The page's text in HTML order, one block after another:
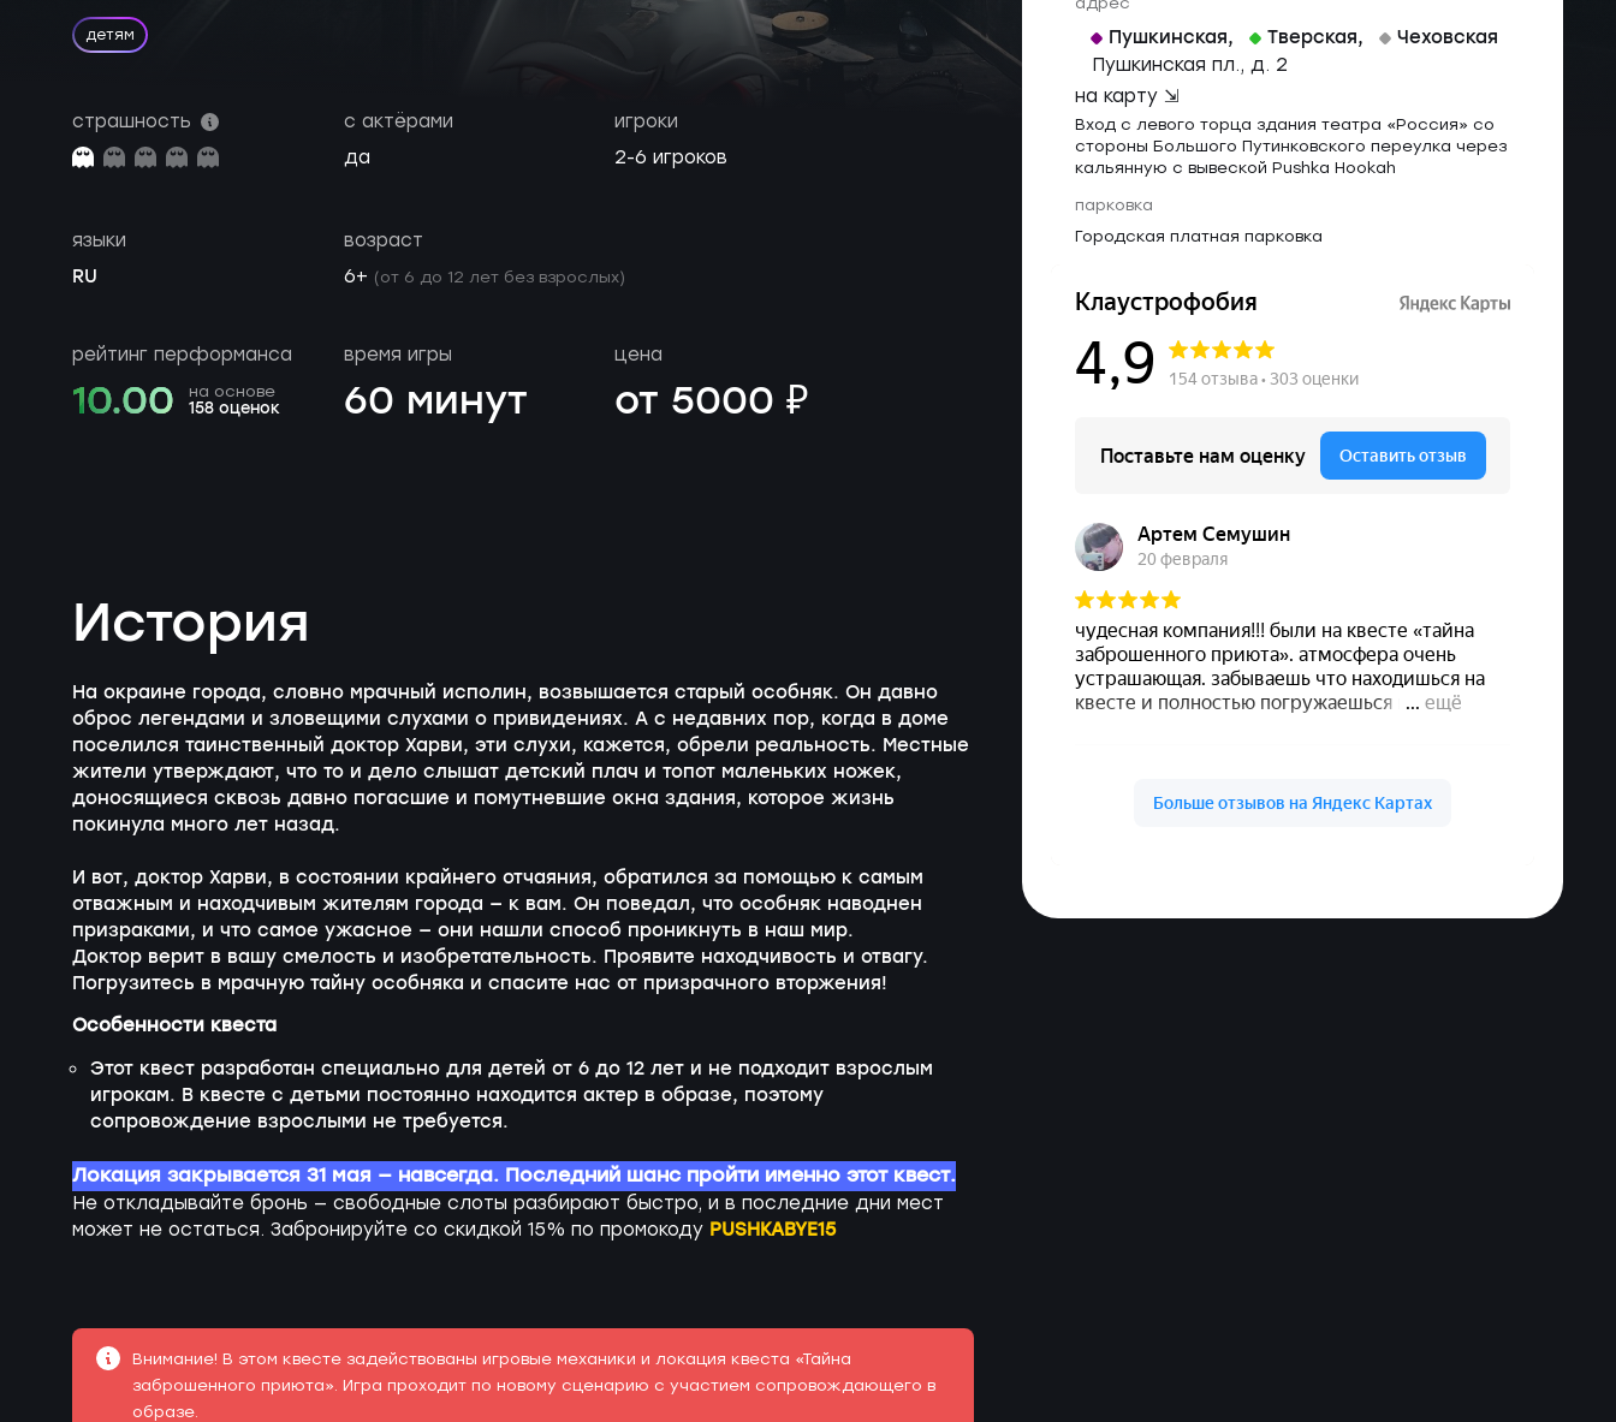
детям Пушкинская, Тверская, Чеховская
Пушкинская пл., д. 2
на карту ⇲
Вход с левого торца здания театра «Россия» со
стороны Большого Путинковского переулка через
кальянную с вывеской Pushka Hookah
парковка
Городская платная парковка
страшность
с актёрами
да
игроки
2-6 игроков
языки
RU
возраст
6+ (от 6 до 12 лет без взрослых)
рейтинг перформанса
10.00 на основе
158 оценок
время игры
60 минут
цена
от 5000 ₽
История
На окраине города, словно мрачный исполин, возвышается старый особняк. Он давно
оброс легендами и зловещими слухами о привидениях. А с недавних пор, когда в доме
поселился таинственный доктор Харви, эти слухи, кажется, обрели реальность. Местные
жители утверждают, что то и дело слышат детский плач и топот маленьких ножек,
доносящиеся сквозь давно погасшие и помутневшие окна здания, которое жизнь
покинула много лет назад.
И вот, доктор Харви, в состоянии крайнего отчаяния, обратился за помощью к самым
отважным и находчивым жителям города — к вам. Он поведал, что особняк наводнен
призраками, и что самое ужасное — они нашли способ проникнуть в наш мир.
Доктор верит в вашу смелость и изобретательность. Проявите находчивость и отвагу.
Погрузитесь в мрачную тайну особняка и спасите нас от призрачного вторжения!
Особенности квеста
Этот квест разработан специально для детей от 6 до 12 лет и не подходит взрослым
игрокам. В квесте с детьми постоянно находится актер в образе, поэтому
сопровождение взрослыми не требуется.
Локация закрывается 31 мая — навсегда. Последний шанс пройти именно этот квест.
Не откладывайте бронь — свободные слоты разбирают быстро, и в последние дни мест
может не остаться. Забронируйте со скидкой 15% по промокоду PUSHKABYE15
Внимание! В этом квесте задействованы игровые механики и локация квеста «Тайна
заброшенного приюта». Игра проходит по новому сценарию с участием сопровождающего в
образе.